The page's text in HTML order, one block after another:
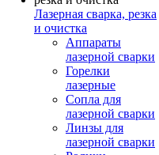
Лазерная сварка, резка
и очистка
Аппараты
лазерной сварки
Горелки
лазерные
Сопла для
лазерной сварки
Линзы для
лазерной сварки